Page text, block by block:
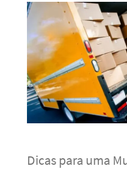
Dicas para uma